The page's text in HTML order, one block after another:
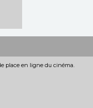
place en ligne du cinéma.